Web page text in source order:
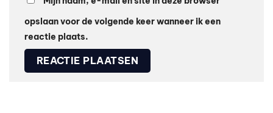
opslaan voor de volgende keer wanneer ik een
reactie plaats.